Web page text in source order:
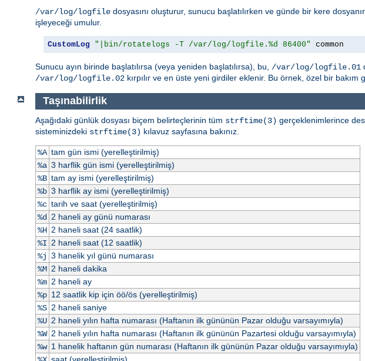
/var/log/logfile dosyasını oluşturur, sunucu başlatılırken ve günde bir kere
işleyeceği umulur.
CustomLog "|bin/rotatelogs -T /var/log/logfile.%d 86400" common
Sunucu ayın birinde başlatılırsa (veya yeniden başlatılırsa), bu, /var/log/logfile.01
/var/log/logfile.02 kırpılır ve en üste yeni girdiler eklenir. Bu örnek, özel bir bakım
Taşınabilirlik
Aşağıdaki günlük dosyası biçem belirteçlerinin tüm strftime(3) gerçeklenimlerince
sisteminizdeki strftime(3) kılavuz sayfasına bakınız.
%A tam gün ismi (yerelleştirilmiş)
%a 3 harflik gün ismi (yerelleştirilmiş)
%B tam ay ismi (yerelleştirilmiş)
%b 3 harflik ay ismi (yerelleştirilmiş)
%c tarih ve saat (yerelleştirilmiş)
%d
2 haneli ay günü numarası
%H 2 haneli saat (24 saatlik)
%I 2 haneli saat (12 saatlik)
%j 3 hanelik yıl günü numarası
%M 2 haneli dakika
%m 2 haneli ay
%p 12 saatlik kip için öö/ös (yerelleştirilmiş)
%S 2 haneli saniye
%U 2 haneli yılın hafta numarası (Haftanın ilk gününün Pazar olduğu varsayımıyla)
%W 2 haneli yılın hafta numarası (Haftanın ilk gününün Pazartesi olduğu varsayımıyla)
%w 1 hanelik haftanın gün numarası (Haftanın ilk gününün Pazar olduğu varsayımıyla)